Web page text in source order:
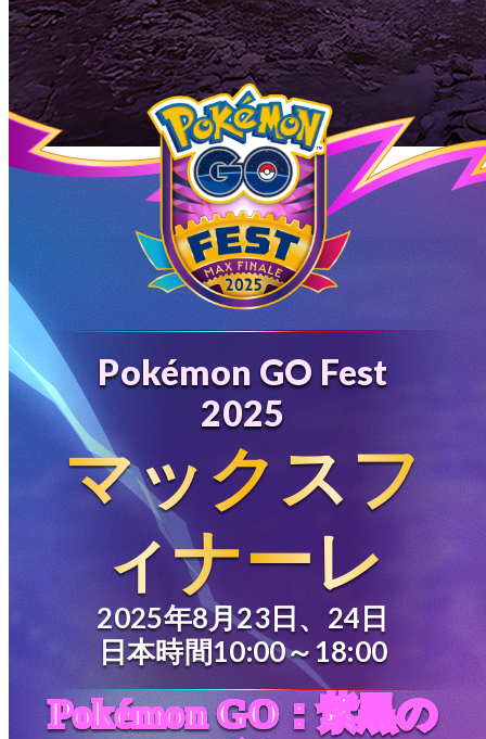
Pokémon GO Fest
2025
マックスフ
ィナーレ
2025年8月23日、24日
日本時間10:00～18:00
Pokémon GO：紫黒の